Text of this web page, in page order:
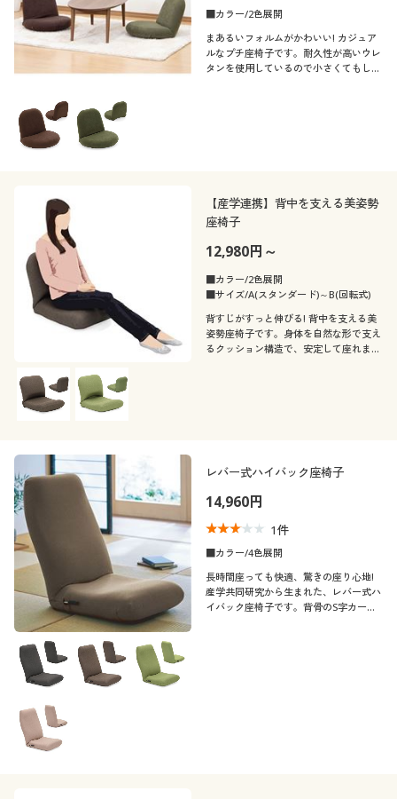
■カラー/2色展開
まあるいフォルムがかわいい! カジュア
ルなプチ座椅子です。耐久性が高いウレ
タンを使用しているので小さくてもしっ
【産学連携】背中を支える美姿勢
座椅子
12,980円～
■カラー/2色展開
■サイズ/A(スタンダード)～B(回転式)
背すじがすっと伸びる! 背中を支える美
姿勢座椅子です。身体を自然な形で支え
るクッション構造で、安定して座れま
レバー式ハイバック座椅子
14,960円
1件
■カラー/4色展開
長時間座っても快適、驚きの座り心地!
産学共同研究から生まれた、レバー式ハ
イバック座椅子です。背骨のS字カーブ